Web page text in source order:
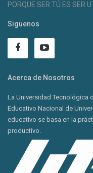
PORQUE SER TÚ ES SER
Siguenos
Acerca de Nosotros
La Universidad Tecnológica
Educativo Nacional de
educativo se basa en la
productivo.